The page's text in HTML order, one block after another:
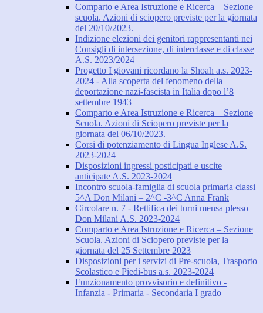
Comparto e Area Istruzione e Ricerca – Sezione
scuola. Azioni di sciopero previste per la giornata
del 20/10/2023.
Indizione elezioni dei genitori rappresentanti nei
Consigli di intersezione, di interclasse e di classe
A.S. 2023/2024
Progetto I giovani ricordano la Shoah a.s. 2023-
2024 - Alla scoperta del fenomeno della
deportazione nazi-fascista in Italia dopo l’8
settembre 1943
Comparto e Area Istruzione e Ricerca – Sezione
Scuola. Azioni di Sciopero previste per la
giornata del 06/10/2023.
Corsi di potenziamento di Lingua Inglese A.S.
2023-2024
Disposizioni ingressi posticipati e uscite
anticipate A.S. 2023-2024
Incontro scuola-famiglia di scuola primaria classi
5^A Don Milani – 2^C -3^C Anna Frank
Circolare n. 7 - Rettifica dei turni mensa plesso
Don Milani A.S. 2023-2024
Comparto e Area Istruzione e Ricerca – Sezione
Scuola. Azioni di Sciopero previste per la
giornata del 25 Settembre 2023
Disposizioni per i servizi di Pre-scuola, Trasporto
Scolastico e Piedi-bus a.s. 2023-2024
Funzionamento provvisorio e definitivo -
Infanzia - Primaria - Secondaria I grado